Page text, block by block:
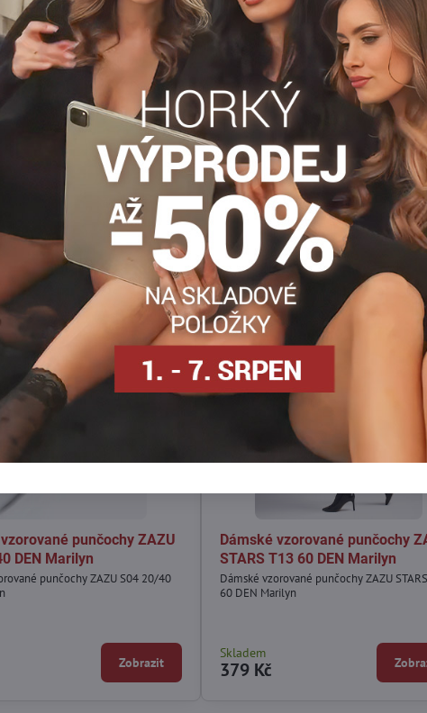
1% bavlna
Punčocháče 50-60 DEN Dámské punčocháče DEN
FacebookTwitterBluesky PinterestRedditLinkedInWhatsApp
E-
mail
punčochy ZAZU
DEN Marilyn
punčochy ZAZU S04 20/40
Zobrazit
Dámské vzorované punčochy
STARS T13 60 DEN Marilyn
Dámské vzorované punčochy ZAZU
60 DEN Marilyn
Skladem
379 Kč